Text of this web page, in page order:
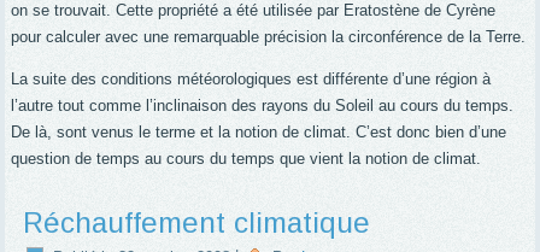
on se trouvait. Cette propriété a été utilisée par Eratostène de Cyrène
pour calculer avec une remarquable précision la circonférence de la Terre.
La suite des conditions météorologiques est différente d’une région à
l’autre tout comme l’inclinaison des rayons du Soleil au cours du temps.
De là, sont venus le terme et la notion de climat. C’est donc bien d’une
question de temps au cours du temps que vient la notion de climat.
Réchauffement climatique